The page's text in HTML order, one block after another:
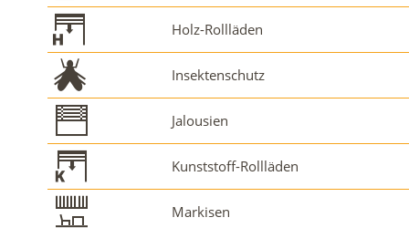
Holz-Rollläden
Insektenschutz
Jalousien
Kunststoff-Rollläden
Markisen